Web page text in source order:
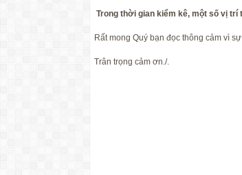
Trong thời gian kiểm kê, một số vị
Rất mong Quý bạn đọc thông cảm vì
Trân trọng cảm ơn./.